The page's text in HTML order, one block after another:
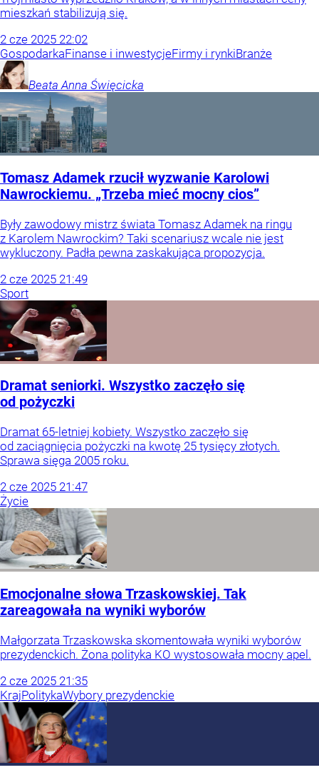
mieszkań stabilizują się.
2 cze 2025 22:02
GospodarkaFinanse i inwestycjeFirmy i rynkiBranże
Beata Anna Święcicka
Tomasz Adamek rzucił wyzwanie Karolowi
Nawrockiemu. „Trzeba mieć mocny cios”
Były zawodowy mistrz świata Tomasz Adamek na ringu
z Karolem Nawrockim? Taki scenariusz wcale nie jest
wykluczony. Padła pewna zaskakująca propozycja.
2 cze 2025 21:49
Sport
Dramat seniorki. Wszystko zaczęło się
od pożyczki
Dramat 65-letniej kobiety. Wszystko zaczęło się
od zaciągnięcia pożyczki na kwotę 25 tysięcy złotych.
Sprawa sięga 2005 roku.
2 cze 2025 21:47
Życie
Emocjonalne słowa Trzaskowskiej. Tak
zareagowała na wyniki wyborów
Małgorzata Trzaskowska skomentowała wyniki wyborów
prezydenckich. Żona polityka KO wystosowała mocny apel.
2 cze 2025 21:35
KrajPolitykaWybory prezydenckie